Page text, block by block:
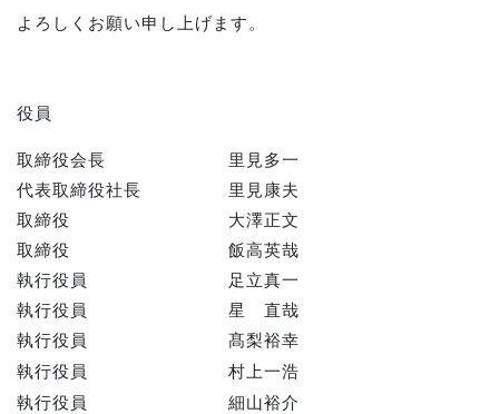
よろしくお願い申し上げます。
役員
取締役会長
里見多一
代表取締役社長
里見康夫
取締役
大澤正文
取締役
飯高英哉
執行役員
足立真一
執行役員
星 直哉
執行役員
髙梨裕幸
執行役員
村上一浩
執行役員
細山裕介